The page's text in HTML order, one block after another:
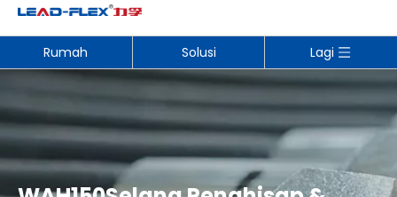
Rumah Solusi Lagi